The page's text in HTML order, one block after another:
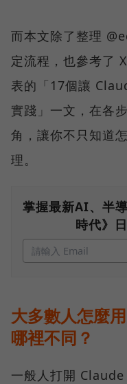
而本文除了整理
定流程，也參考了
表的「17個讓
實踐」一文，在各
角，讓你不只知道
理。
掌握最新AI、半
時代》
大多數人怎麼
哪裡不同？
一般人打開